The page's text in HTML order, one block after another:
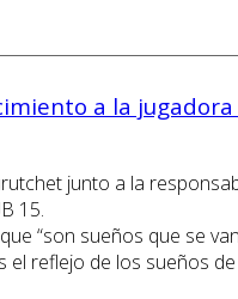
a la
junto a la
15.
“son sueños que se
el reflejo de los sueños